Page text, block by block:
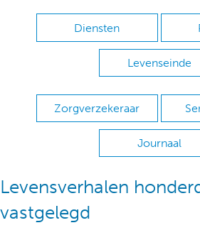
Diensten
Levenseinde
Zorgverzekeraar
Journaal
Levensverhalen
vastgelegd